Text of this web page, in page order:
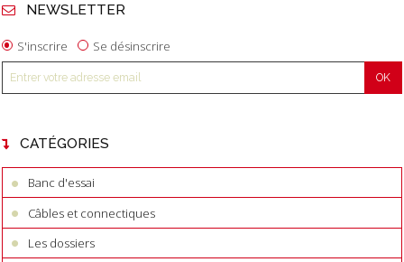
NEWSLETTER
S'inscrire Se désinscrire
CATÉGORIES
Banc d'essai
Câbles et connectiques
Les dossiers